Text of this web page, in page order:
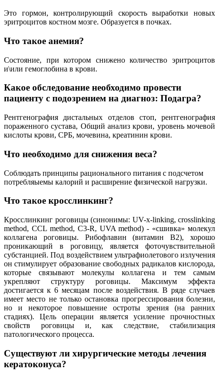
Это гормон, контролирующий скорость выработки новых
эритроцитов костном мозге. Образуется в почках.
Что такое анемия?
Состояние, при котором снижено количество эритроцитов
и\или гемоглобина в крови.
Какое обследование необходимо провести
пациенту с подозрением на диагноз: Подагра?
Рентгенография дистальных отделов стоп, рентгенография
пораженного сустава, Общий анализ крови, уровень мочевой
кислоты крови, СРБ, мочевина, креатинин крови.
Что необходимо для снижения веса?
Соблюдать принципы рационального питания с подсчетом
потребляыемы калорий и расширение физической нагрузки.
Что такое кросслинкинг?
Кросслинкинг роговицы (синонимы: UV-x-linking, crosslinking
method, CCL method, С3-R, UVA method) - «сшивка» молекул
коллагена роговицы. Рибофлавин (витамин В2), хорошо
проникающий в роговицу, является фоточувствительной
субстанцией. Под воздействием ультрафиолетового излучения
он стимулирует образование свободных радикалов кислорода,
которые связывают молекулы коллагена и тем самым
укрепляют структуру роговицы. Максимум эффекта
достигается к 6 месяцам после воздействия. В ряде случаев
имеет место не только остановка прогрессирования болезни,
но и некоторое повышение остроты зрения (на ранних
стадиях). Цель операции является усиление прочностных
свойств роговицы и, как следствие, стабилизация
патологического процесса.
Существуют ли хирургические методы лечения
кератоконуса?